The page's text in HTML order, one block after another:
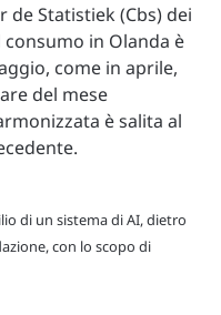
de Statistiek (Cbs) dei
consumo in Olanda è
come in aprile,
del mese
è salita al
di un sistema di AI, dietro
con lo scopo di